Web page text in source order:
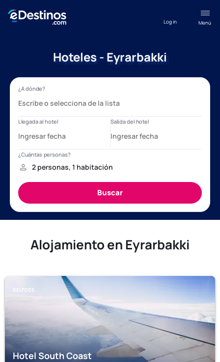
Menú
Log in
Hoteles - Eyrarbakki
Alojamiento en Eyrarbakki
SELFOSS
Hotel South Coast